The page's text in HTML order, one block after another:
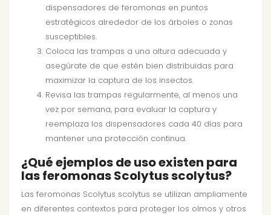
dispensadores de feromonas en puntos
estratégicos alrededor de los árboles o zonas
susceptibles.
Coloca las trampas a una altura adecuada y
asegúrate de que estén bien distribuidas para
maximizar la captura de los insectos.
Revisa las trampas regularmente, al menos una
vez por semana, para evaluar la captura y
reemplaza los dispensadores cada 40 días para
mantener una protección continua.
¿Qué ejemplos de uso existen para
las feromonas Scolytus scolytus?
Las feromonas Scolytus scolytus se utilizan ampliamente
en diferentes contextos para proteger los olmos y otros